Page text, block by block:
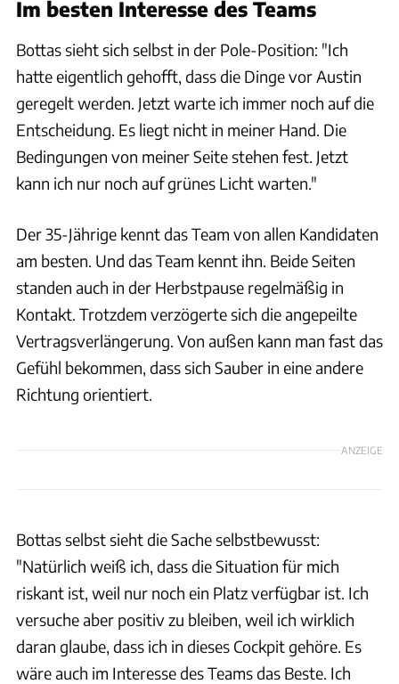
Im besten Interesse des Teams
Bottas sieht sich selbst in der Pole-Position: "Ich
hatte eigentlich gehofft, dass die Dinge vor Austin
geregelt werden. Jetzt warte ich immer noch auf die
Entscheidung. Es liegt nicht in meiner Hand. Die
Bedingungen von meiner Seite stehen fest. Jetzt
kann ich nur noch auf grünes Licht warten."
Der 35-Jährige kennt das Team von allen Kandidaten
am besten. Und das Team kennt ihn. Beide Seiten
standen auch in der Herbstpause regelmäßig in
Kontakt. Trotzdem verzögerte sich die angepeilte
Vertragsverlängerung. Von außen kann man fast das
Gefühl bekommen, dass sich Sauber in eine andere
Richtung orientiert.
ANZEIGE
Bottas selbst sieht die Sache selbstbewusst:
"Natürlich weiß ich, dass die Situation für mich
riskant ist, weil nur noch ein Platz verfügbar ist. Ich
versuche aber positiv zu bleiben, weil ich wirklich
daran glaube, dass ich in dieses Cockpit gehöre. Es
wäre auch im Interesse des Teams das Beste. Ich